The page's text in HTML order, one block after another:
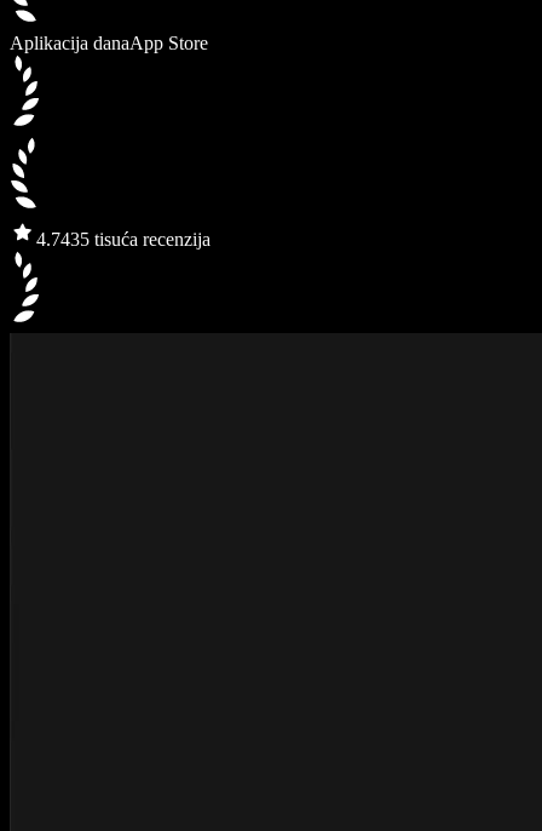
Aplikacija danaApp Store
4.7435 tisuća recenzija